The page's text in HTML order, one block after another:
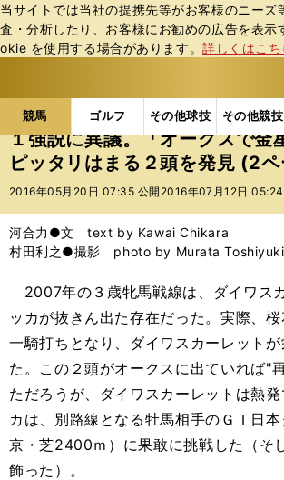
当サイトでは当社の提携先等がお客様のニーズ
査・分析したり、お客様にお勧めの広告を表⽰
okie を使⽤する場合があります。詳しくはこち
競馬 ゴルフ その他球技 その他競技
b
ス
ポ
ル
バ
競馬の記事一覧 競馬 １強説に
１強説に異議。「オークスで金
ピッタリはまる２頭を発見 (2
2016年05月20日 07:35 公開 2016年07月12日
河合力●文 text by Kawai Chikara
村田利之●撮影 photo by Murata Toshiyuki
2007年の３歳牝馬戦線は、ダイワス
ッカが抜きん出た存在だった。実際、
一騎打ちとなり、ダイワスカーレット
た。この２頭がオークスに出ていれば"
ただろうが、ダイワスカーレットは熱
カは、別路線となる牡馬相手のＧＩ日
京・芝2400ｍ）に果敢に挑戦した（そ
飾った）。